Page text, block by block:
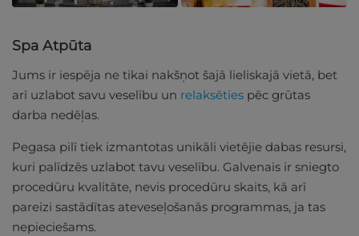
Spa Atpūta
Jums ir iespēja ne tikai nakšņot šajā lieliskajā vietā, bet
arī uzlabot savu veselību un relaksēties pēc grūtas
darba nedēļas.
Pegasa pilī tiek izmantotas unikāli vietējie dabas resursi,
kuri palīdzēs uzlabot tavu veselību. Galvenais ir sniegto
procedūru kvalitāte, nevis procedūru skaits, kā arī
pareizi sastādītas ateveseļošanās programmas, ja tas
nepieciešams.